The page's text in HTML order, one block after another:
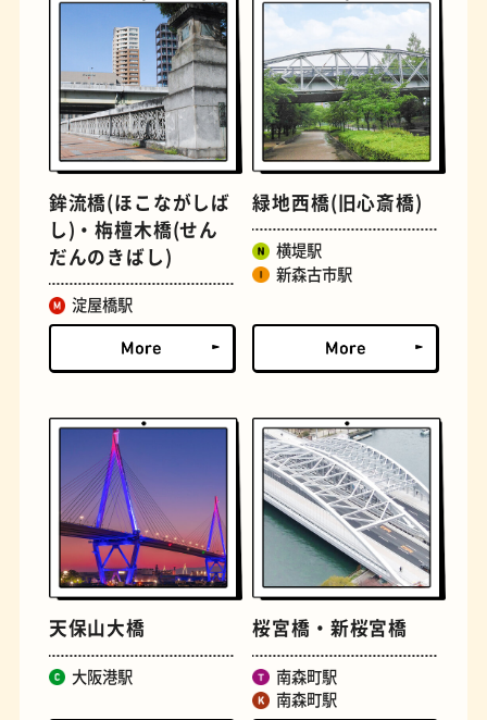
文房具 おにぎり
床
鉾流橋(ほこながしば
し)・栴檀木橋(せん
だんのきばし)
淀屋橋駅
緑地西橋(旧心斎橋)
横堤駅
新森古市駅
天保山大橋
大阪港駅
桜宮橋・新桜宮橋
南森町駅
南森町駅